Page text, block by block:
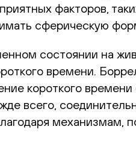
факторов,
сферическую
состоянии на
времени.
короткого
всего,
механизмам,